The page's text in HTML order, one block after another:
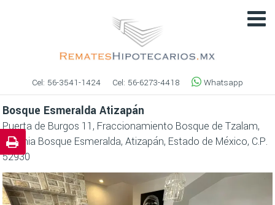
Cel: 56-3541-1424 Cel: 56-6273-4418 Whatsapp
Bosque Esmeralda Atizapán
Puerta de Burgos 11, Fraccionamiento Bosque de Tzalam,
Colonia Bosque Esmeralda, Atizapán, Estado de México, C.P.
52930